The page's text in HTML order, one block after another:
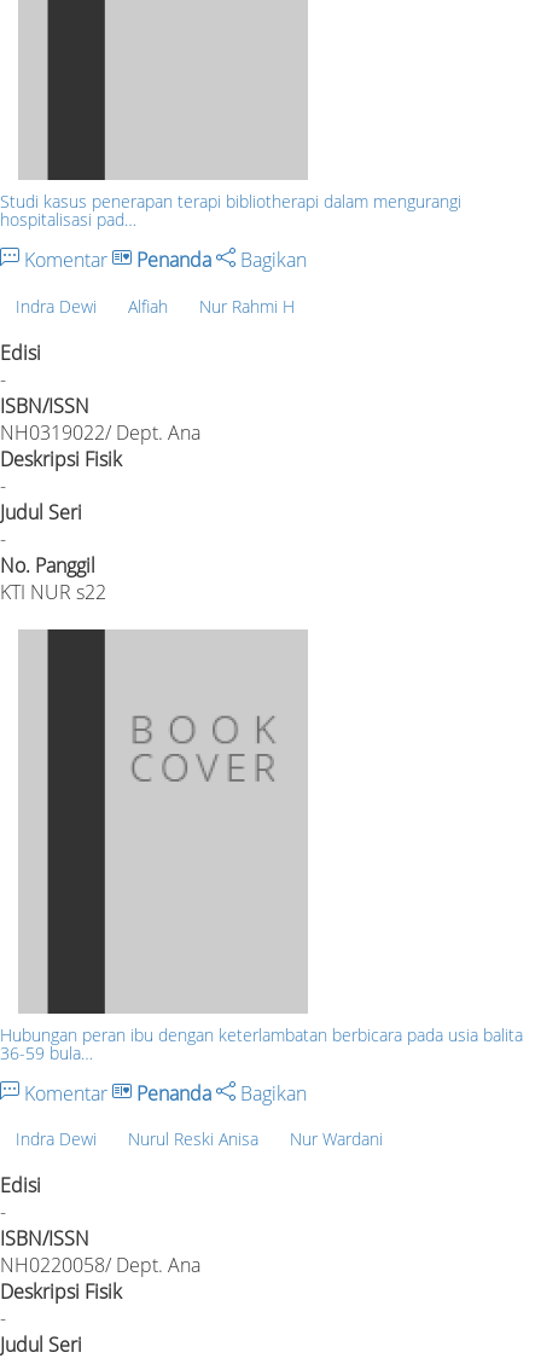
Studi kasus penerapan terapi bibliotherapi dalam mengurangi
hospitalisasi pad…
Komentar Penanda Bagikan
Indra Dewi Alfiah Nur Rahmi H
Edisi
-
ISBN/ISSN
NH0319022/ Dept. Ana
Deskripsi Fisik
-
Judul Seri
-
No. Panggil
KTI NUR s22
Hubungan peran ibu dengan keterlambatan berbicara pada usia balita
36-59 bula…
Komentar Penanda Bagikan
Indra Dewi Nurul Reski Anisa Nur Wardani
Edisi
-
ISBN/ISSN
NH0220058/ Dept. Ana
Deskripsi Fisik
-
Judul Seri